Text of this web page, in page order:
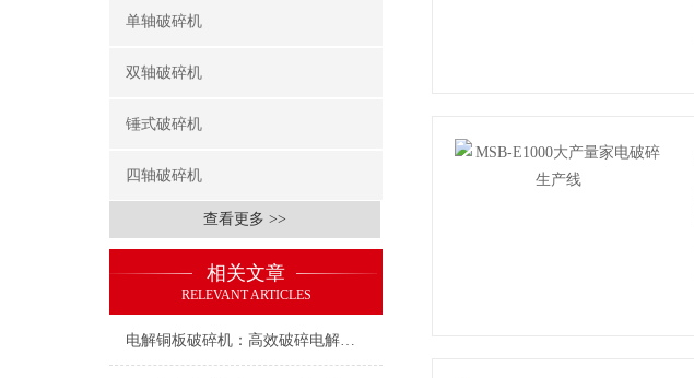
单轴破碎机
双轴破碎机
锤式破碎机
四轴破碎机
查看更多 >>
相关文章
RELEVANT ARTICLES
电解铜板破碎机：高效破碎电解铜板的回收核心